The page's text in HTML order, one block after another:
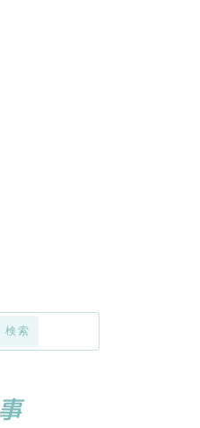
検索